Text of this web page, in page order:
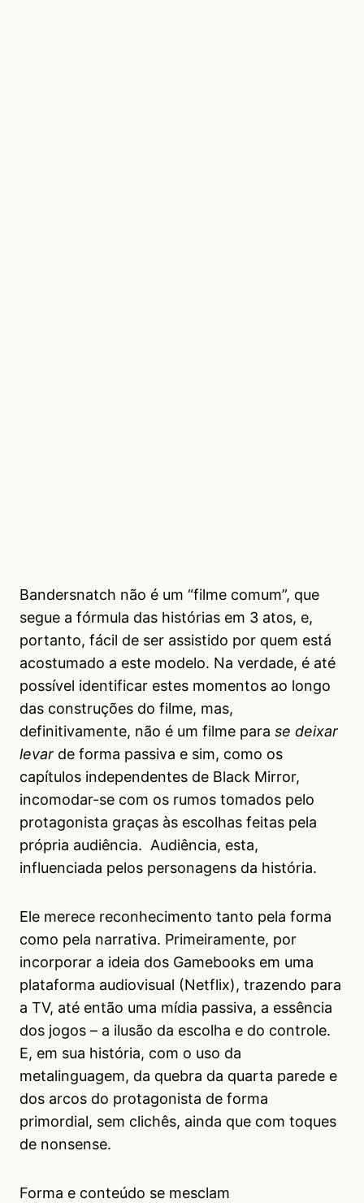
Bandersnatch não é um “filme comum”, que
segue a fórmula das histórias em 3 atos, e,
portanto, fácil de ser assistido por quem está
acostumado a este modelo. Na verdade, é até
possível identificar estes momentos ao longo
das construções do filme, mas,
definitivamente, não é um filme para se deixar
levar de forma passiva e sim, como os
capítulos independentes de Black Mirror,
incomodar-se com os rumos tomados pelo
protagonista graças às escolhas feitas pela
própria audiência. Audiência, esta,
influenciada pelos personagens da história.
Ele merece reconhecimento tanto pela forma
como pela narrativa. Primeiramente, por
incorporar a ideia dos Gamebooks em uma
plataforma audiovisual (Netflix), trazendo para
a TV, até então uma mídia passiva, a essência
dos jogos – a ilusão da escolha e do controle.
E, em sua história, com o uso da
metalinguagem, da quebra da quarta parede e
dos arcos do protagonista de forma
primordial, sem clichês, ainda que com toques
de nonsense.
Forma e conteúdo se mesclam